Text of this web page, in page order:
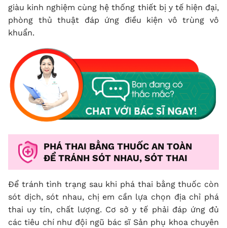
giàu kinh nghiệm cùng hệ thống thiết bị y tế hiện đại,
phòng thủ thuật đáp ứng điều kiện vô trùng vô
khuẩn.
PHÁ THAI BẰNG THUỐC AN TOÀN
ĐỂ TRÁNH SÓT NHAU, SÓT THAI
Để tránh tình trạng sau khi phá thai bằng thuốc còn
sót dịch, sót nhau, chị em cần lựa chọn địa chỉ phá
thai uy tín, chất lượng. Cơ sở y tế phải đáp ứng đủ
các tiêu chí như đội ngũ bác sĩ Sản phụ khoa chuyên